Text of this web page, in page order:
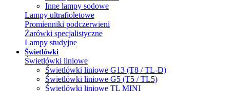
Inne lampy sodowe
Lampy ultrafioletowe
Promienniki podczerwieni
Żarówki specjalistyczne
Lampy studyjne
Świetlówki
Świetlówki liniowe
Świetlówki liniowe G13 (T8 / TL-D)
Świetlówki liniowe G5 (T5 / TL5)
Świetlówki liniowe TL MINI